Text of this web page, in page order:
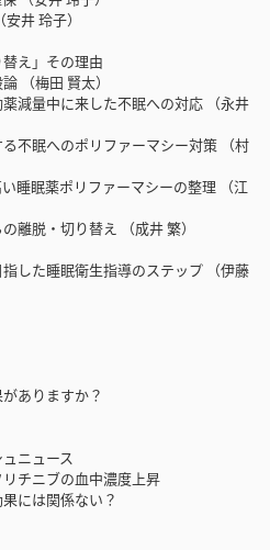
井 玲子）
え」その理由
（梅田 賢太）
減量中に来した不眠への対応 （永井
不眠へのポリファーマシー対策 （村
睡眠薬ポリファーマシーの整理 （江
離脱・切り替え （成井 繁）
した睡眠衛生指導のステップ （伊藤
ありますか？
ニュース
チニブの血中濃度上昇
には関係ない？